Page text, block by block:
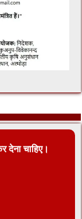
देना चाहिए।